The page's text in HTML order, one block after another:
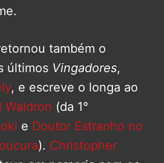
também o
últimos Vingadores,
, e escreve o longa ao
Waldron (da 1°
e Doutor Estranho no
). Christopher